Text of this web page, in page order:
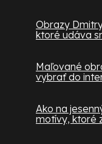
Obrazy
ktoré udáva
Maľované
vybrať do
Ako na
motívy, ktoré